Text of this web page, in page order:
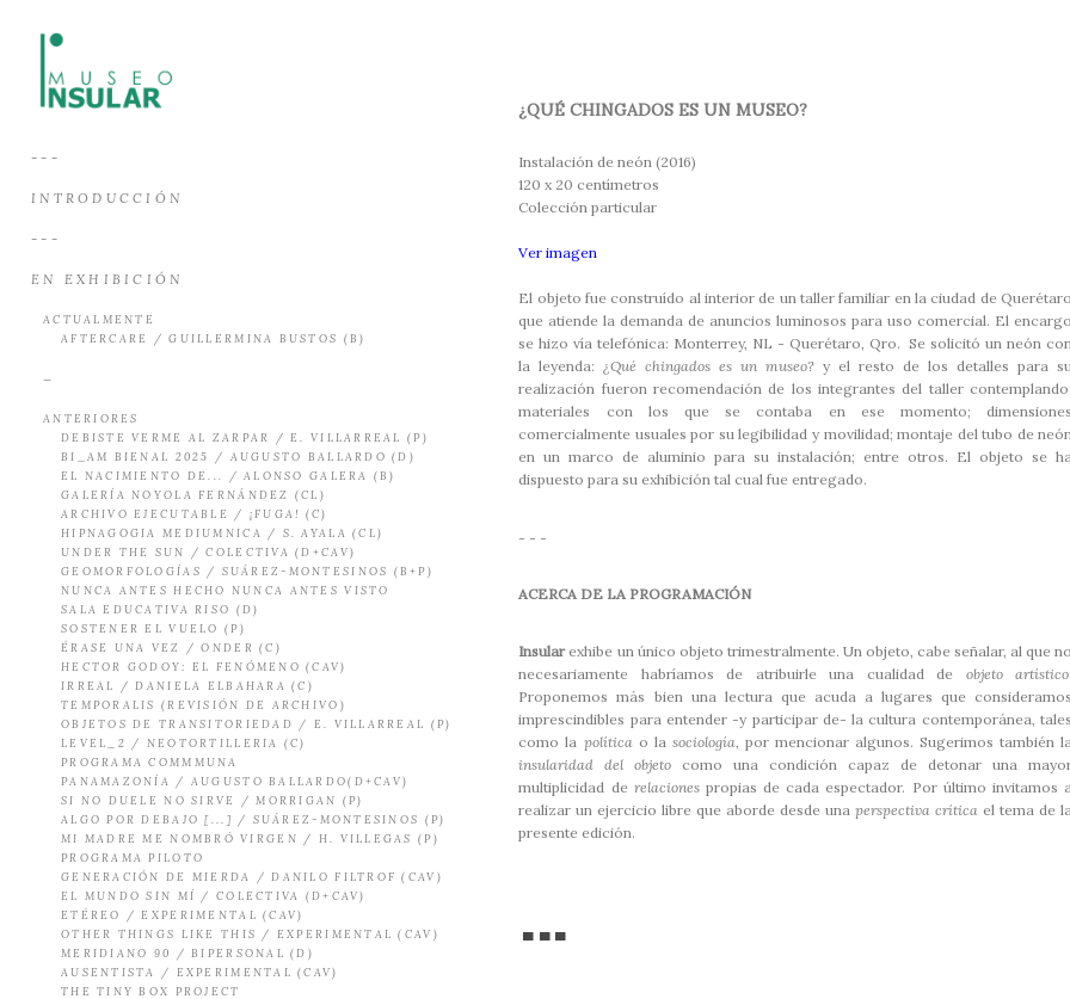
---
INTRODUCCIÓN
---
EN EXHIBICIÓN
ACTUALMENTE
AFTERCARE / GUILLERMINA BUSTOS (B)
—
ANTERIORES
DEBISTE VERME AL ZARPAR / E. VILLARREAL (P)
BI_AM BIENAL 2025 / AUGUSTO BALLARDO (D)
EL NACIMIENTO DE... / ALONSO GALERA (B)
GALERÍA NOYOLA FERNÁNDEZ (CL)
ARCHIVO EJECUTABLE / ¡FUGA! (C)
HIPNAGOGIA MEDIUMNICA / S. AYALA (CL)
UNDER THE SUN / COLECTIVA (D+CAV)
GEOMORFOLOGÍAS / SUÁREZ-MONTESINOS (B+P)
NUNCA ANTES HECHO NUNCA ANTES VISTO
SALA EDUCATIVA RISO (D)
SOSTENER EL VUELO (P)
ÉRASE UNA VEZ / ONDER (C)
HECTOR GODOY: EL FENÓMENO (CAV)
IRREAL / DANIELA ELBAHARA (C)
TEMPORALIS (REVISIÓN DE ARCHIVO)
OBJETOS DE TRANSITORIEDAD / E. VILLARREAL (P)
LEVEL_2 / NEOTORTILLERIA (C)
PROGRAMA COMMMUNA
PANAMAZONÍA / AUGUSTO BALLARDO(D+CAV)
SI NO DUELE NO SIRVE / MORRIGAN (P)
ALGO POR DEBAJO [...] / SUÁREZ-MONTESINOS (P)
MI MADRE ME NOMBRÓ VIRGEN / H. VILLEGAS (P)
PROGRAMA PILOTO
GENERACIÓN DE MIERDA / DANILO FILTROF (CAV)
EL MUNDO SIN MÍ / COLECTIVA (D+CAV)
ETÉREO / EXPERIMENTAL (CAV)
OTHER THINGS LIKE THIS / EXPERIMENTAL (CAV)
MERIDIANO 90 / BIPERSONAL (D)
AUSENTISTA / EXPERIMENTAL (CAV)
THE TINY BOX PROJECT
¿QUÉ CHINGADOS ES UN MUSEO?
Instalación de neón (2016)
120 x 20 centímetros
Colección particular
Ver imagen
El objeto fue construído al interior de un taller familiar en la ciudad de Querétaro
que atiende la demanda de anuncios luminosos para uso comercial. El encargo
se hizo vía telefónica: Monterrey, NL - Querétaro, Qro. Se solicitó un neón
la leyenda:¿Qué chingados es un museo? y el resto de los detalles para
realización fueron recomendación de los integrantes del taller contemplando:
materiales con los que se contaba en ese momento; dimensiones
comercialmente usuales por su legibilidad y movilidad; montaje del tubo de
en un marco de aluminio para su instalación; entre otros. El objeto se
dispuesto para su exhibición tal cual fue entregado.
- - -
ACERCA DE LA PROGRAMACIÓN
Insular exhibe un único objeto trimestralmente. Un objeto, cabe señalar, al que no
necesariamente habríamos de atribuirle una cualidad de objeto artístico
Proponemos más bien una lectura que acuda a lugares que consideramos
imprescindibles para entender -y participar de- la cultura contemporánea, tales
como la política o la sociología, por mencionar algunos. Sugerimos también la
insularidad del objeto como una condición capaz de detonar una
multiplicidad de relaciones propias de cada espectador. Por último invitamos a
realizar un ejercicio libre que aborde desde una perspectiva crítica el tema de la
presente edición.
▀ ▀ ▀